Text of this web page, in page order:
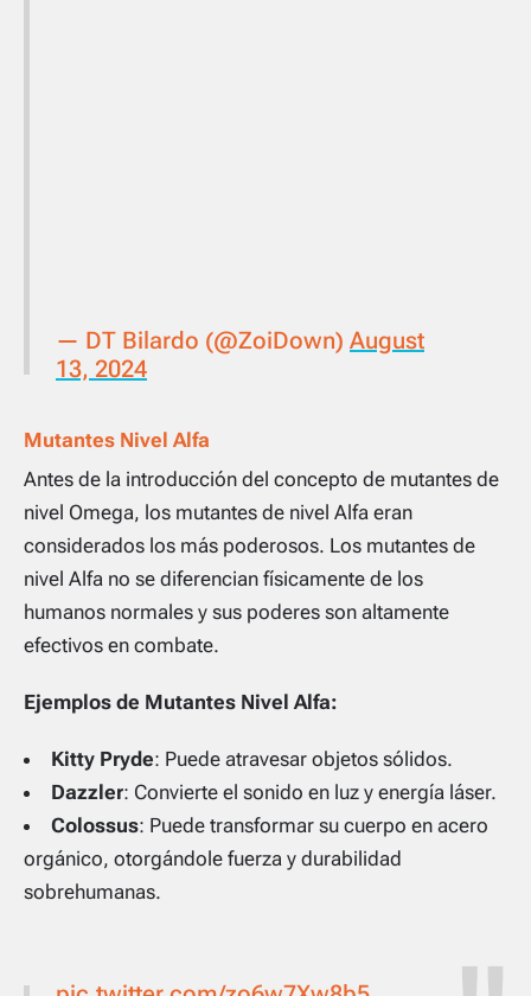
— DT Bilardo (@ZoiDown) August
13, 2024
Mutantes Nivel Alfa
Antes de la introducción del concepto de mutantes de
nivel Omega, los mutantes de nivel Alfa eran
considerados los más poderosos. Los mutantes de
nivel Alfa no se diferencian físicamente de los
humanos normales y sus poderes son altamente
efectivos en combate.
Ejemplos de Mutantes Nivel Alfa:
Kitty Pryde: Puede atravesar objetos sólidos.
Dazzler: Convierte el sonido en luz y energía láser.
Colossus: Puede transformar su cuerpo en acero
orgánico, otorgándole fuerza y durabilidad
sobrehumanas.